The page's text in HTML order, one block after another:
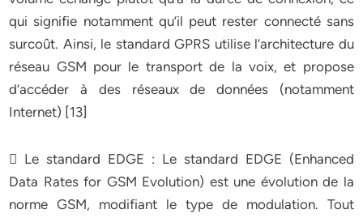
qui signifie notamment qu’il peut rester connecté sans
surcoût. Ainsi, le standard GPRS utilise l’architecture du
réseau GSM pour le transport de la voix, et propose
d’accéder à des réseaux de données (notamment
Internet) [13]
 Le standard EDGE : Le standard EDGE (Enhanced
Data Rates for GSM Evolution) est une évolution de la
norme GSM, modifiant le type de modulation. Tout